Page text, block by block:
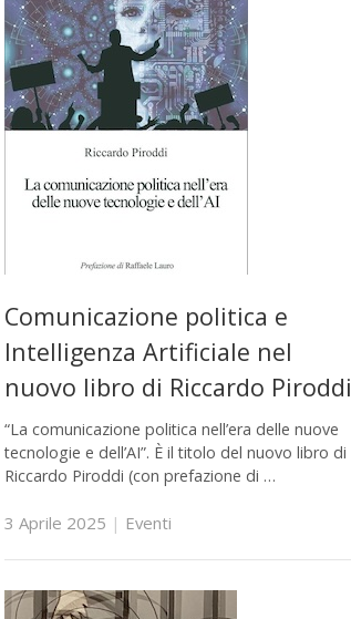
Comunicazione politica e
Intelligenza Artificiale nel
nuovo libro di Riccardo Piroddi
“La comunicazione politica nell’era delle nuove
tecnologie e dell’AI”. È il titolo del nuovo libro di
Riccardo Piroddi (con prefazione di …
3 Aprile 2025 | Eventi